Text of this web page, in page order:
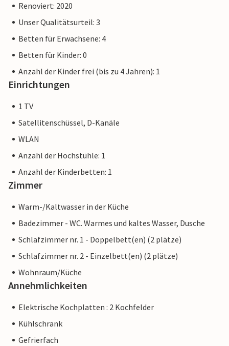
Renoviert: 2020
Unser Qualitätsurteil: 3
Betten für Erwachsene: 4
Betten für Kinder: 0
Anzahl der Kinder frei (bis zu 4 Jahren): 1
Einrichtungen
1 TV
Satellitenschüssel, D-Kanäle
WLAN
Anzahl der Hochstühle: 1
Anzahl der Kinderbetten: 1
Zimmer
Warm-/Kaltwasser in der Küche
Badezimmer - WC. Warmes und kaltes Wasser, Dusche
Schlafzimmer nr. 1 - Doppelbett(en) (2 plätze)
Schlafzimmer nr. 2 - Einzelbett(en) (2 plätze)
Wohnraum/Küche
Annehmlichkeiten
Elektrische Kochplatten : 2 Kochfelder
Kühlschrank
Gefrierfach